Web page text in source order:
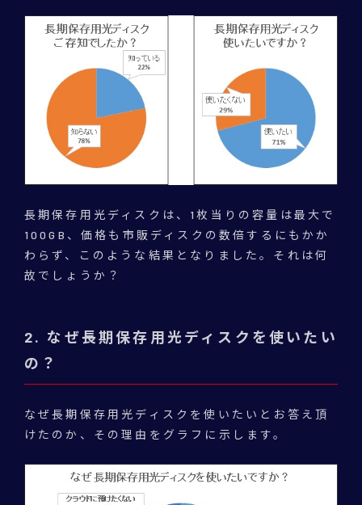
長期保存用光ディスクは、1枚当りの容量は最大で
100GB、価格も市販ディスクの数倍するにもかか
わらず、このような結果となりました。それは何
故でしょうか？
2. なぜ長期保存用光ディスクを使いたい
の？
なぜ長期保存用光ディスクを使いたいとお答え頂
けたのか、その理由をグラフに示します。